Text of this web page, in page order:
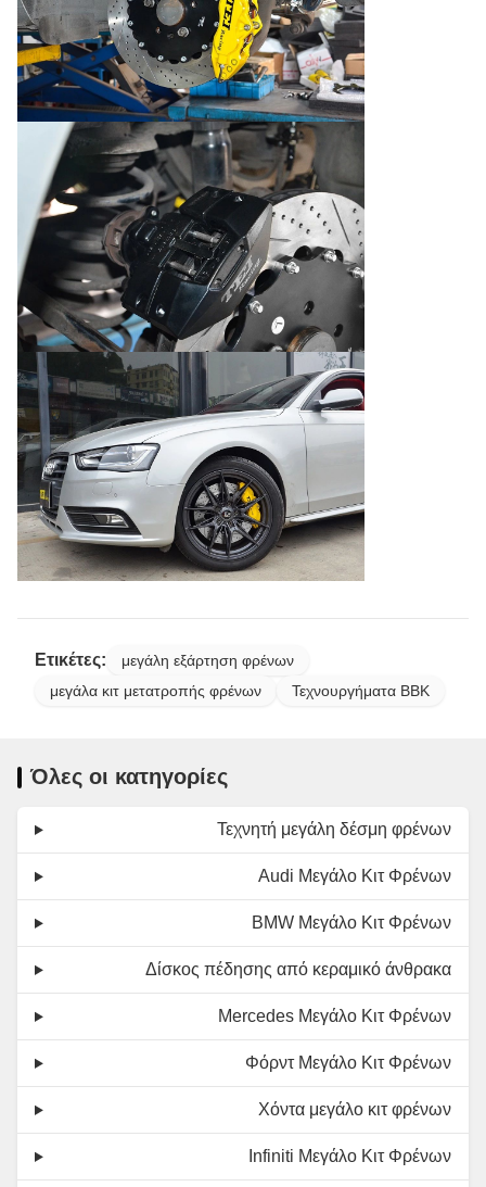
Ετικέτες:
μεγάλη εξάρτηση φρένων
μεγάλα κιτ μετατροπής φρένων
Τεχνουργήματα BBK
Όλες οι κατηγορίες
Τεχνητή μεγάλη δέσμη φρένων
Audi Μεγάλο Κιτ Φρένων
BMW Μεγάλο Κιτ Φρένων
Δίσκος πέδησης από κεραμικό άνθρακα
Mercedes Μεγάλο Κιτ Φρένων
Φόρντ Μεγάλο Κιτ Φρένων
Χόντα μεγάλο κιτ φρένων
Infiniti Μεγάλο Κιτ Φρένων